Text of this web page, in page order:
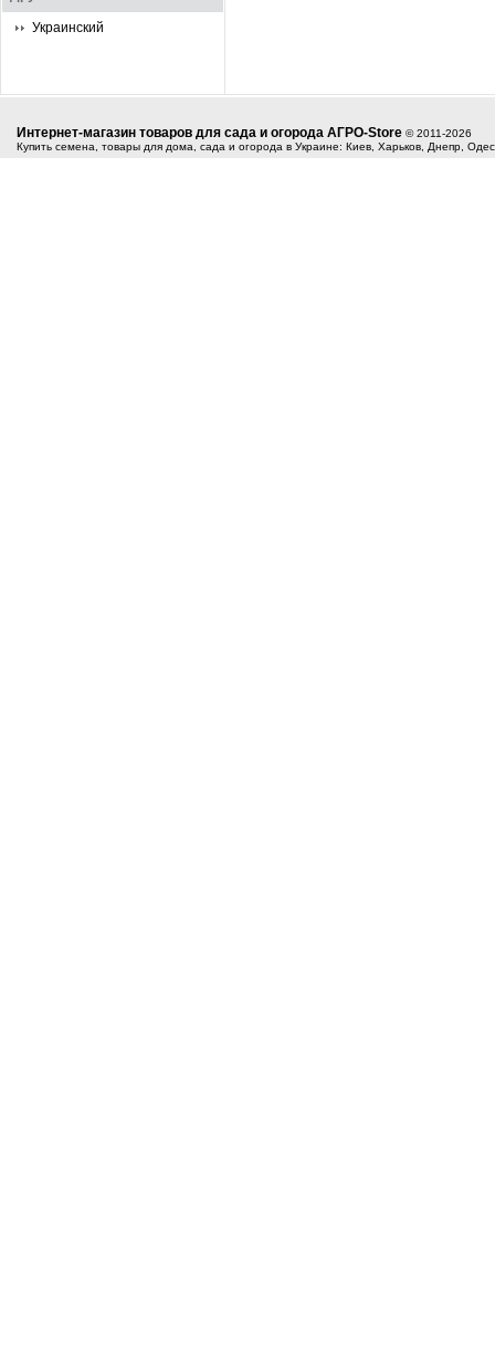
Украинский
Интернет-магазин товаров для сада и огорода АГРО-Store © 2011-2026
Купить семена, товары для дома, сада и огорода в Украине: Киев, Харьков, Днепр,